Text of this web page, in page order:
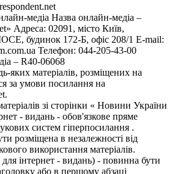
медіа Назва онлайн-медіа –
Адреса: 02091, місто Київ,
будинок 172-Б, офіс 208/1 E-mail:
Телефон: 044-205-43-00
– R40-06068
яких матеріалів, розміщених на
за умови посилання на
зі сторінки « Новини України
- видань - обов'язкове пряме
систем гіперпосилання .
розміщена в незалежності від
використання матеріалів.
інтернет - видань) - повинна бути
або в першому абзаці